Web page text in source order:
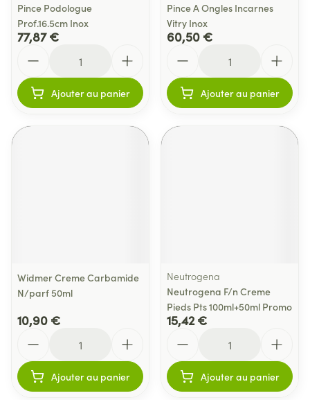
Pince Podologue
Prof.16.5cm Inox
77,87 €
Ajouter au panier
Pince A Ongles Incarnes
Vitry Inox
60,50 €
Ajouter au panier
Widmer Creme Carbamide
N/parf 50ml
10,90 €
Ajouter au panier
Neutrogena
Neutrogena F/n Creme
Pieds Pts 100ml+50ml Promo
15,42 €
Ajouter au panier